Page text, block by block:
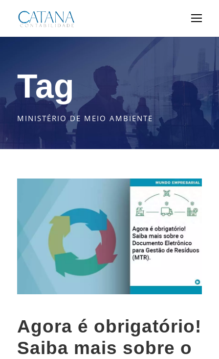
Tag
MINISTÉRIO DE MEIO AMBIENTE
Agora é obrigatório!
Saiba mais sobre o